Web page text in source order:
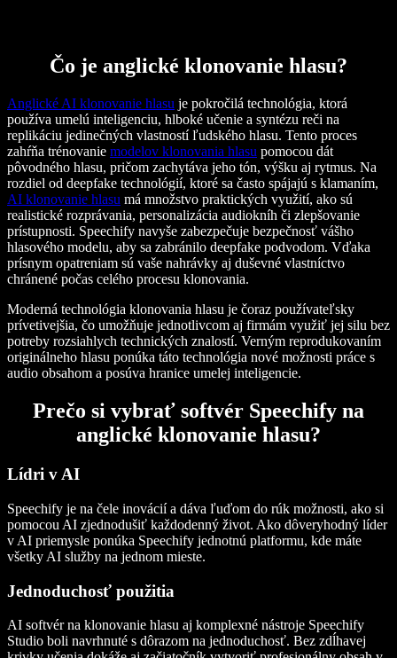
Čo je anglické klonovanie hlasu?
Anglické AI klonovanie hlasu je pokročilá technológia, ktorá
používa umelú inteligenciu, hlboké učenie a syntézu reči na
replikáciu jedinečných vlastností ľudského hlasu. Tento proces
zahŕňa trénovanie modelov klonovania hlasu pomocou dát
pôvodného hlasu, pričom zachytáva jeho tón, výšku aj rytmus. Na
rozdiel od deepfake technológií, ktoré sa často spájajú s klamaním,
AI klonovanie hlasu má množstvo praktických využití, ako sú
realistické rozprávania, personalizácia audiokníh či zlepšovanie
prístupnosti. Speechify navyše zabezpečuje bezpečnosť vášho
hlasového modelu, aby sa zabránilo deepfake podvodom. Vďaka
prísnym opatreniam sú vaše nahrávky aj duševné vlastníctvo
chránené počas celého procesu klonovania.
Moderná technológia klonovania hlasu je čoraz používateľsky
prívetivejšia, čo umožňuje jednotlivcom aj firmám využiť jej silu bez
potreby rozsiahlych technických znalostí. Verným reprodukovaním
originálneho hlasu ponúka táto technológia nové možnosti práce s
audio obsahom a posúva hranice umelej inteligencie.
Prečo si vybrať softvér Speechify na
anglické klonovanie hlasu?
Lídri v AI
Speechify je na čele inovácií a dáva ľuďom do rúk možnosti, ako si
pomocou AI zjednodušiť každodenný život. Ako dôveryhodný líder
v AI priemysle ponúka Speechify jednotnú platformu, kde máte
všetky AI služby na jednom mieste.
Jednoduchosť použitia
AI softvér na klonovanie hlasu aj komplexné nástroje Speechify
Studio boli navrhnuté s dôrazom na jednoduchosť. Bez zdĺhavej